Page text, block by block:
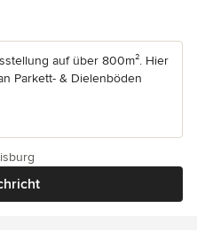
auf über 800m². Hier
Parkett- & Dielenböden